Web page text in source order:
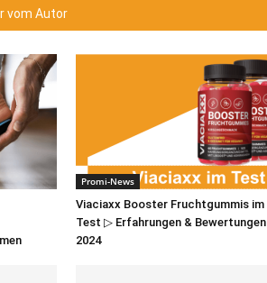
vom Autor
Promi-News
Viaciaxx Booster Fruchtgummis im
Test ▷ Erfahrungen & Bewertungen
2024